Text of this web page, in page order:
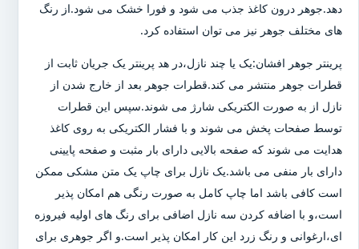
دهد.جوهر درون کاغذ جذب می شود و فورا خشک می شود.از رنگ
های مختلف جوهر نیز می توان استفاده کرد.
پرینتر جوهر افشان:یک یا چند نازل،در هد پرینتر یک جریان ثابت از
قطرات جوهر منتشر می کند.قطرات جوهر بعد از خارج شدن از
نازل از به صورت الکتریکی شارژ می شوند.سپس این قطرات
توسط صفحات پخش می شوند و با فشار الکتریکی به روی کاغذ
هدایت می شوند که صفحه بالایی دارای بار مثبت و صفحه پایینی
دارای بار منفی می باشد.یک نازل برای چاپ یک متن مشکی ممکن
است کافی باشد اما چاپ کامل به صورت رنگی هم امکان پذیر
است،و با اضافه کردن سه نازل اضافی برای رنگ های اولیه فیروزه
ای،ارغوانی و رنگ زرد این کار امکان پذیر است.و اگر جوهری برای